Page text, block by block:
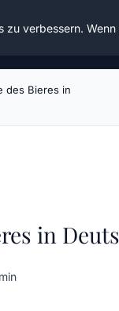
des Bieres in
in
zu verbessern.